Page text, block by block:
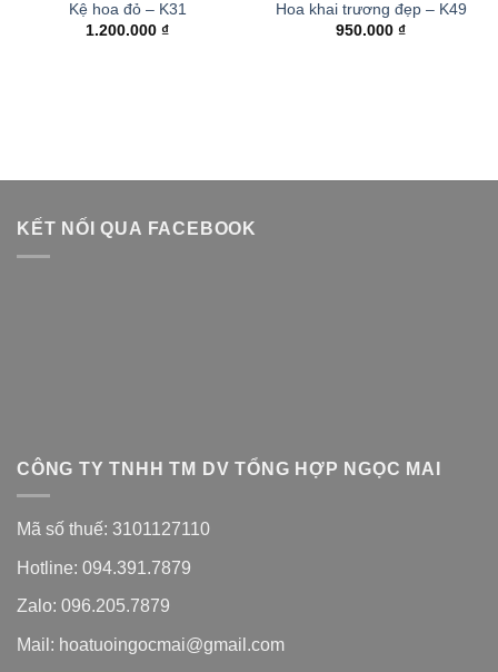
Kệ hoa đỏ – K31
1.200.000 ₫
Hoa khai trương đẹp – K49
950.000 ₫
KẾT NỐI QUA FACEBOOK
CÔNG TY TNHH TM DV TỔNG HỢP NGỌC MAI
Mã số thuế: 3101127110
Hotline: 094.391.7879
Zalo: 096.205.7879
Mail: hoatuoingocmai@gmail.com